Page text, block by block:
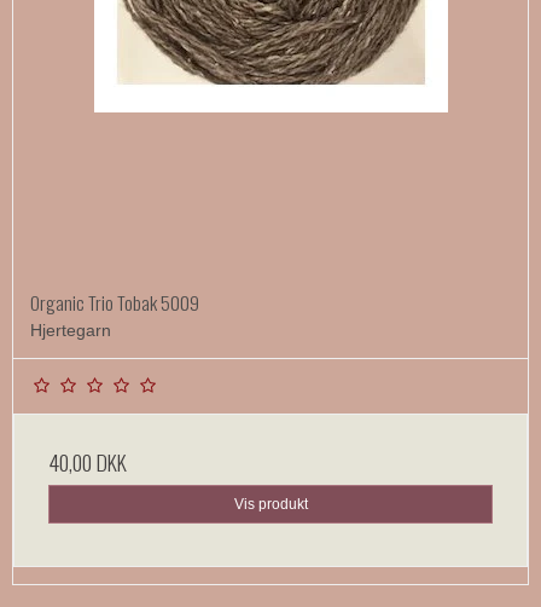
Organic Trio Tobak 5009
Hjertegarn
40,00 DKK
Vis produkt